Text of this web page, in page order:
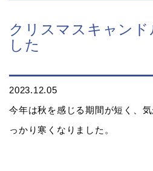
クリスマスキャンド
した
2023.12.05
今年は秋を感じる期間が短く、
っかり寒くなりました。